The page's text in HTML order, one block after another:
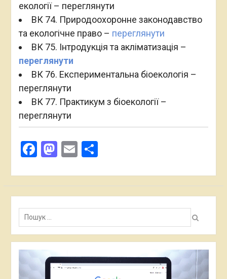
екології – переглянути
ВК 74. Природоохоронне законодавство
та екологічне право – переглянути
ВК 75. Інтродукція та акліматизація –
переглянути
ВК 76. Експериментальна біоекологія –
переглянути
ВК 77. Практикум з біоекології –
переглянути
Facebook
Mastodon
EmailПоділитися
Пошук: